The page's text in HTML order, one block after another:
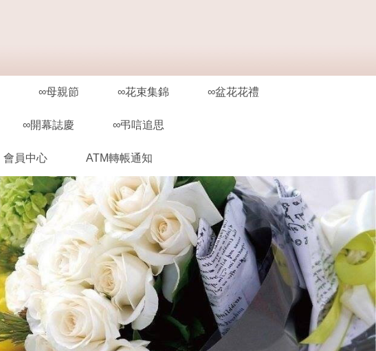
∞母親節 ∞花束集錦 ∞盆花花禮
∞開幕誌慶 ∞弔唁追思
會員中心 ATM轉帳通知